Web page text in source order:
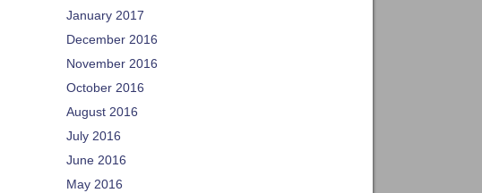
January 2017
December 2016
November 2016
October 2016
August 2016
July 2016
June 2016
May 2016